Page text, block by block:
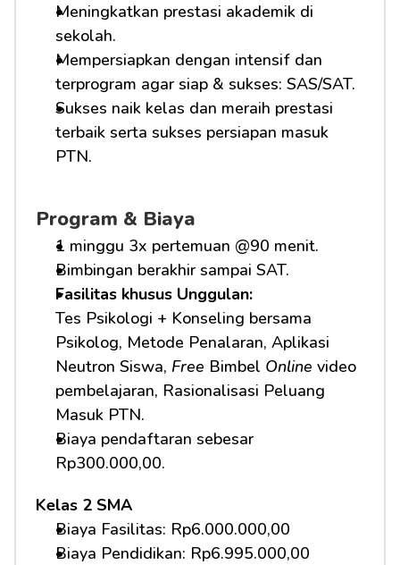
Meningkatkan prestasi akademik di
sekolah.
Mempersiapkan dengan intensif dan
terprogram agar siap & sukses: SAS/SAT.
Sukses naik kelas dan meraih prestasi
terbaik serta sukses persiapan masuk
PTN.
Program & Biaya
1 minggu 3x pertemuan @90 menit.
Bimbingan berakhir sampai SAT.
Fasilitas khusus Unggulan:
Tes Psikologi + Konseling bersama
Psikolog, Metode Penalaran, Aplikasi
Neutron Siswa, Free Bimbel Online video
pembelajaran, Rasionalisasi Peluang
Masuk PTN.
Biaya pendaftaran sebesar
Rp300.000,00.
Kelas 2 SMA
Biaya Fasilitas: Rp6.000.000,00
Biaya Pendidikan: Rp6.995.000,00